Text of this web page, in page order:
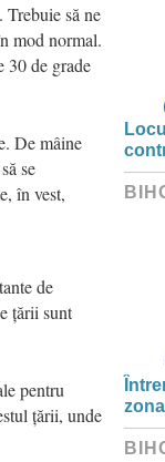
Trebuie să ne
mod normal.
30 de grade
De mâine
se
în vest,
de
țării sunt
pentru
țării, unde